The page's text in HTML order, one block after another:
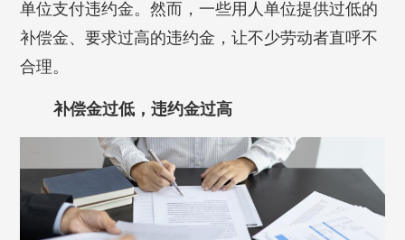
单位支付违约金。然而，一些用人单位提供过低的
补偿金、要求过高的违约金，让不少劳动者直呼不
合理。
补偿金过低，违约金过高